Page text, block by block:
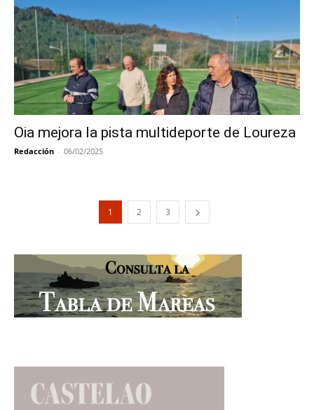
Oia mejora la pista multideporte de Loureza
Redacción - 06/02/2025
1 2 3